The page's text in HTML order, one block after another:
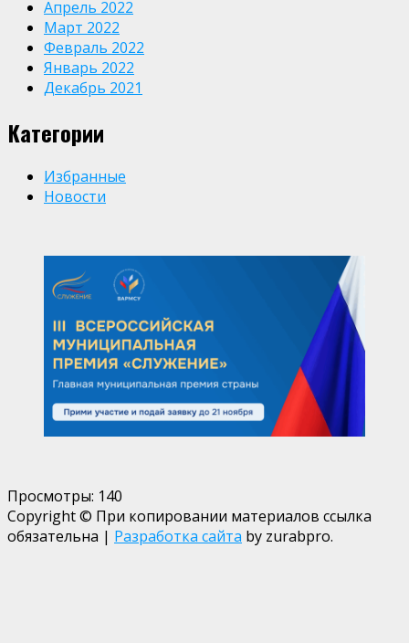
Апрель 2022
Март 2022
Февраль 2022
Январь 2022
Декабрь 2021
Категории
Избранные
Новости
Просмотры: 140
Copyright © При копировании материалов ссылка
обязательна | Разработка сайта by zurabpro.